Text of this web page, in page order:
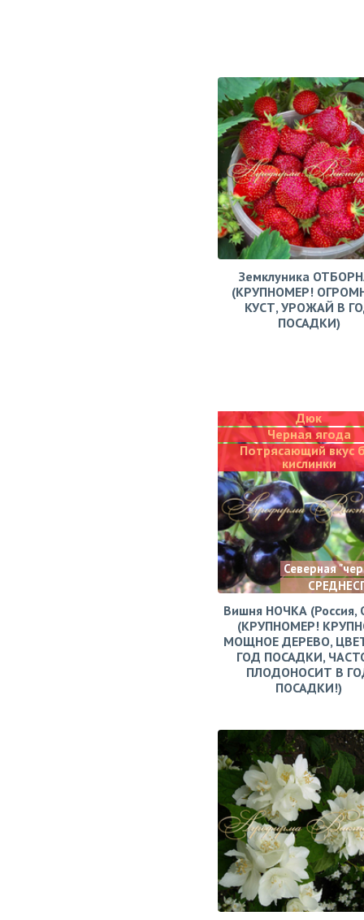
Земклуника
(КРУПНОМЕР!
КУСТ, УРОЖАЙ В
ПОСАДКИ)
Дюк
Черная ягода
Потрясающий вкус
кислинки
Северная
Вишня НОЧКА (Россия,
(КРУПНОМЕР!
МОЩНОЕ ДЕРЕВО,
ГОД ПОСАДКИ,
ПЛОДОНОСИТ В
ПОСАДКИ!)